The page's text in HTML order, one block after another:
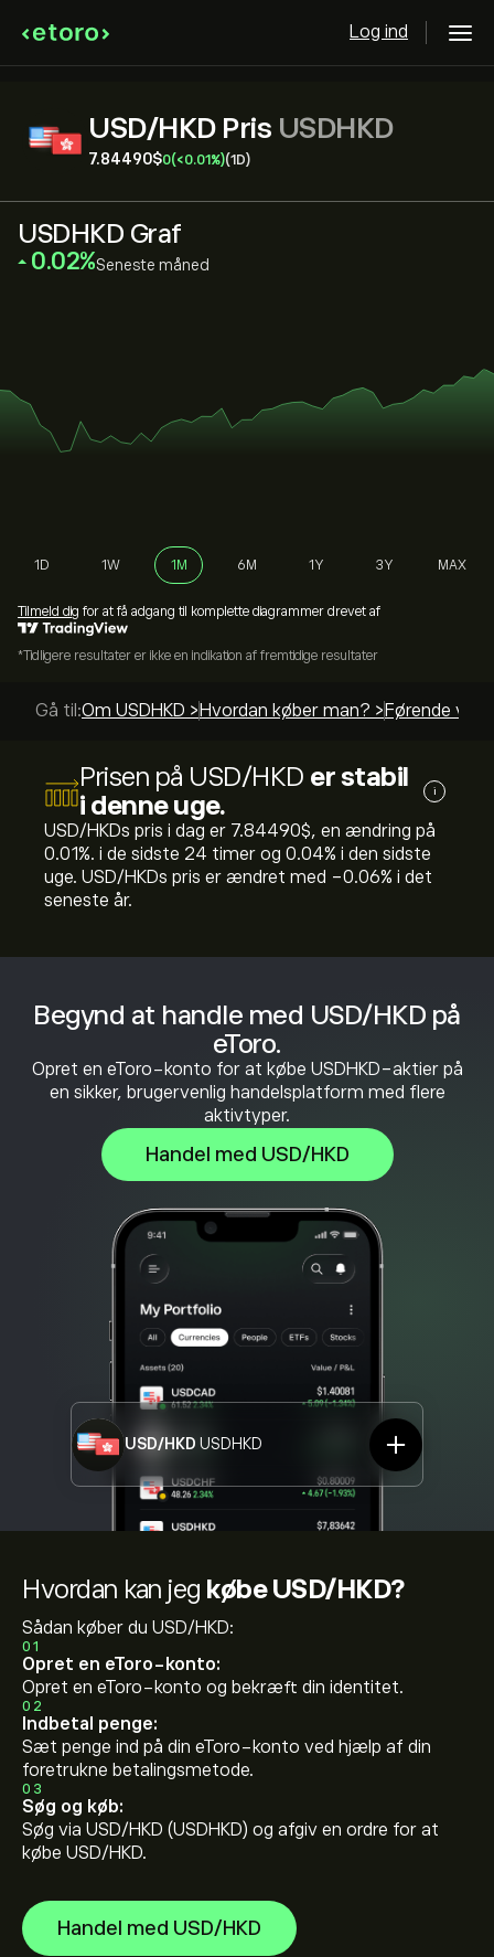
Log ind
USD/HKD Pris USDHKD
7.84490‎$‎0(‎<‎0.01%)(1D)
Begynd at handle med USD/HKD på
eToro.
Opret en eToro-konto for at købe USDHKD-aktier på
en sikker, brugervenlig handelsplatform med flere
aktivtyper.
Handel med USD/HKD
USD/HKD USDHKD
USDHKD Graf
‎0.02‎ Seneste måned
1D 1W 1M 6M 1Y 3Y MAX
Tilmeld dig for at få adgang til komplette diagrammer drevet af
*Tidligere resultater er ikke en indikation af fremtidige resultater
Gå til:Om USDHKD > Hvordan køber man? > Førende
Prisen på USD/HKD er stabil
i denne uge.
i
USD/HKDs pris i dag er 7.84490‎$‎, en ændring på
‎0.01‎%. i de sidste 24 timer og ‎0.04‎% i den sidste
uge. USD/HKDs pris er ændret med ‎-0.06‎% i det
seneste år.
Hvordan kan jeg købe USD/HKD?
Sådan køber du USD/HKD:
01
Opret en eToro-konto:
Opret en eToro-konto og bekræft din identitet.
02
Indbetal penge:
Sæt penge ind på din eToro-konto ved hjælp af din
foretrukne betalingsmetode.
03
Søg og køb:
Søg via USD/HKD (USDHKD) og afgiv en ordre for at
købe USD/HKD.
Handel med USD/HKD